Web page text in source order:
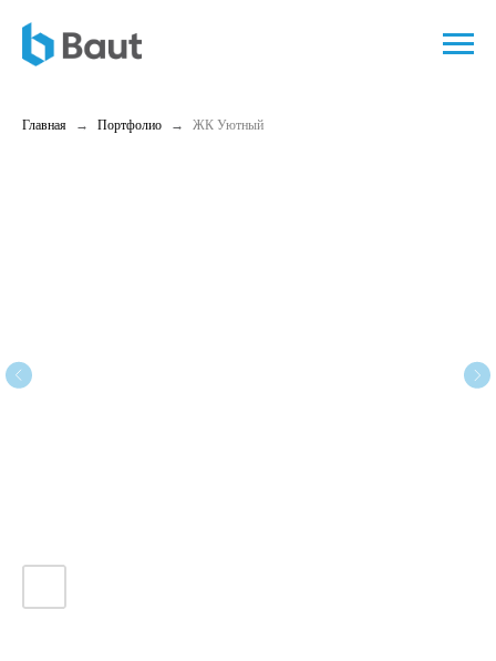
Главная Портфолио ЖК Уютный